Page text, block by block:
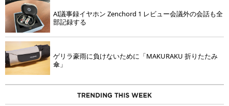
AI議事録イヤホン Zenchord 1 レビュー会議外の会話も全
部記録する
ゲリラ豪雨に負けないために「MAKURAKU 折りたたみ
傘」